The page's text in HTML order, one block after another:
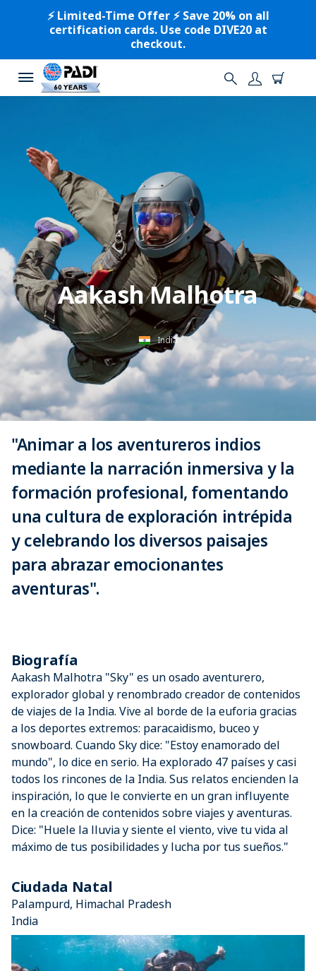
⚡️ Limited-Time Offer ⚡️ Save 20% on all
certification cards. Use code DIVE20 at
checkout.
Aakash Malhotra
India
"Animar a los aventureros indios
mediante la narración inmersiva y la
formación profesional, fomentando
una cultura de exploración intrépida
y celebrando los diversos paisajes
para abrazar emocionantes
aventuras".
Biografía
Aakash Malhotra "Sky" es un osado aventurero,
explorador global y renombrado creador de contenidos
de viajes de la India. Vive al borde de la euforia gracias
a los deportes extremos: paracaidismo, buceo y
snowboard. Cuando Sky dice: "Estoy enamorado del
mundo", lo dice en serio. Ha explorado 47 países y casi
todos los rincones de la India. Sus relatos encienden la
inspiración, lo que le convierte en un gran influyente
en la creación de contenidos sobre viajes y aventuras.
Dice: "Huele la lluvia y siente el viento, vive tu vida al
máximo de tus posibilidades y lucha por tus sueños."
Ciudada Natal
Palampurd, Himachal Pradesh
India